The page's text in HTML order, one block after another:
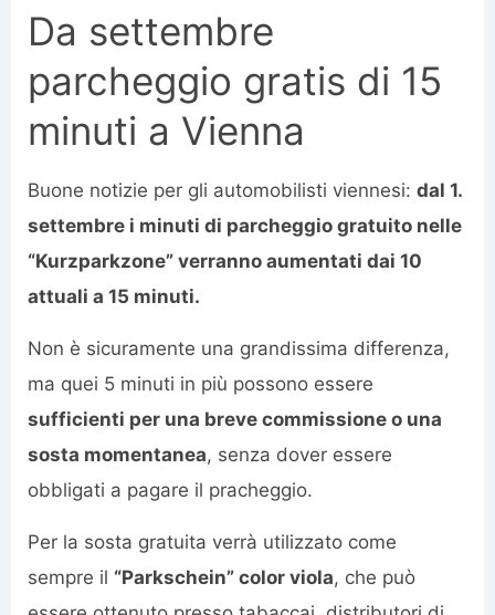
Da settembre
parcheggio gratis di 15
minuti a Vienna
Buone notizie per gli automobilisti viennesi: dal 1.
settembre i minuti di parcheggio gratuito nelle
“Kurzparkzone” verranno aumentati dai 10
attuali a 15 minuti.
Non è sicuramente una grandissima differenza,
ma quei 5 minuti in più possono essere
sufficienti per una breve commissione o una
sosta momentanea, senza dover essere
obbligati a pagare il pracheggio.
Per la sosta gratuita verrà utilizzato come
sempre il “Parkschein” color viola, che può